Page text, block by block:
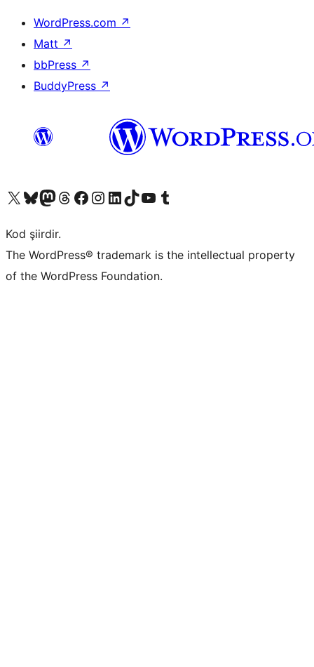
WordPress.com ↗
Matt ↗
bbPress ↗
BuddyPress ↗
X (eski Twitter) hesabımıza bakın
Bluesky hesabımızı ziyaret edinMastodon hesabımızı ziyaret edinThreads hesabımızı ziyaret edinFacebook sayfamızı ziyaret edinInstagram hesabımızı ziyaret edinLinkedIn hesabımızı ziyaret edinTikTok hesabımızı ziyaret edinYouTube kanalımızı ziyaret edinTumblr hesabımızı ziyaret edin
Kod şiirdir.
The WordPress® trademark is the intellectual property
of the WordPress Foundation.